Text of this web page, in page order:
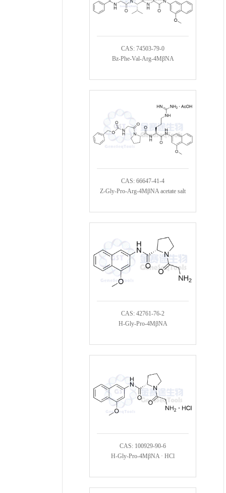
CAS: 74503-79-0
Bz-Phe-Val-Arg-4MβNA
CAS: 66647-41-4
Z-Gly-Pro-Arg-4MβNA acetate salt
CAS: 42761-76-2
H-Gly-Pro-4MβNA
CAS: 100929-90-6
H-Gly-Pro-4MβNA · HCl